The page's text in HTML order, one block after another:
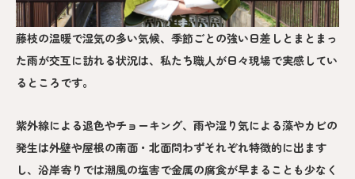
藤枝の温暖で湿気の多い気候、季節ごとの強い日差しとまとまっ
た雨が交互に訪れる状況は、私たち職人が日々現場で実感してい
るところです。
紫外線による退色やチョーキング、雨や湿り気による藻やカビの
発生は外壁や屋根の南面・北面問わずそれぞれ特徴的に出ます
し、沿岸寄りでは潮風の塩害で金属の腐食が早まることも少なく